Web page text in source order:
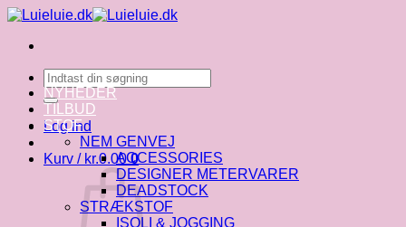
Fortsæt
indhold
Søg
efter:
Log ind
Kurv / kr.0.00 0
NYHEDER
TILBUD
STOF
NEM GENVEJ
ACCESSORIES
DESIGNER METERVARER
DEADSTOCK
STRÆKSTOF
ISOLI & JOGGING